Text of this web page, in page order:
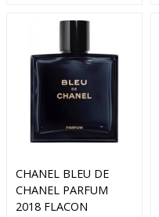
CHANEL BLEU DE
CHANEL PARFUM
2018 FLACON